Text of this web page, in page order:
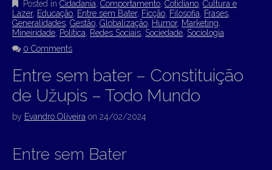
Posted in Cidadania Comportamento Cotidiano Cultura e
Lazer, Educação Entre sem Bater, Ficção Filosofia Frases
Generalidades Gestão Globalização Humor, Marketing
Mineiridade Política Redes Sociais Sociedade Sociologia
0 Comments
Entre sem bater – Constituição
de Užupis – Todo Mundo
by Evandro Oliveira on 24/02/2024
Entre sem Bater